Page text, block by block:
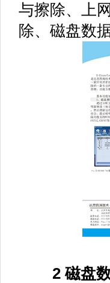
与擦除、上
除、磁盘数
2 磁盘数